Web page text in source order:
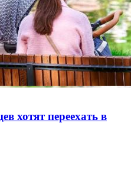
хотят переехать в